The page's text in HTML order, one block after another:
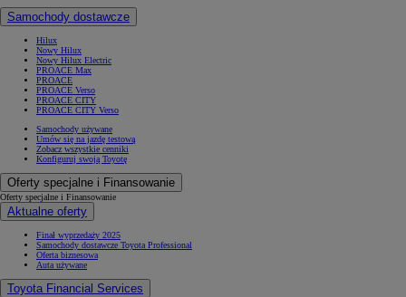
Samochody dostawcze
Hilux
Nowy Hilux
Nowy Hilux Electric
PROACE Max
PROACE
PROACE Verso
PROACE CITY
PROACE CITY Verso
Samochody używane
Umów się na jazdę testową
Zobacz wszystkie cenniki
Konfiguruj swoją Toyotę
Oferty specjalne i Finansowanie
Oferty specjalne i Finansowanie
Aktualne oferty
Finał wyprzedaży 2025
Samochody dostawcze Toyota Professional
Oferta biznesowa
Auta używane
Toyota Financial Services